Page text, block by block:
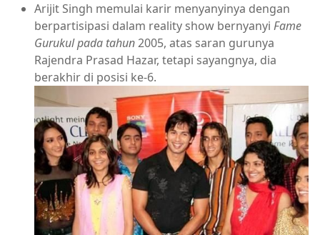
Arijit Singh memulai karir menyanyinya dengan
berpartisipasi dalam reality show bernyanyi Fame
Gurukul pada tahun2005, atas saran gurunya
Rajendra Prasad Hazar, tetapi sayangnya, dia
berakhir di posisi ke-6.